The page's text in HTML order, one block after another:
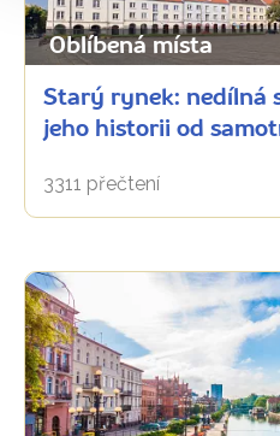
Oblíbená místa
Starý rynek: nedílná
jeho historii od
3311 přečtení